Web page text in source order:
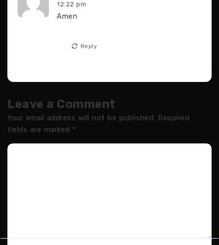
12:22 pm
Amen
Reply
Leave a Comment
Your email address will not be published. Required
fields are marked *